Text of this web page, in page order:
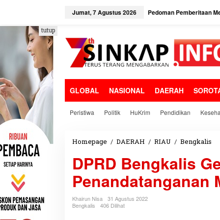
e
k
o
n
t
e
n
Jumat, 7 Agustus 2026 Pedoman Pemberitaan
GLOBAL NASIONAL DAERAH
Peristiwa Politik HuKrim Pendidikan
tutup
Homepage / DAERAH / RIAU / Bengkalis
R
D
B
e
DPRD Bengkalis
Penandatanganan
Khairun Nisa
31 Agustus 2022
Bengkalis
406 Dilihat